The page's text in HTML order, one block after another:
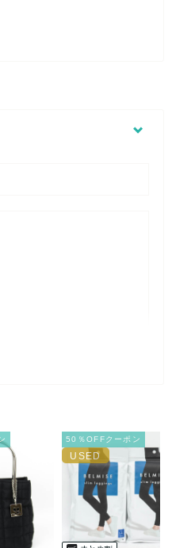
品を求められる方は御購
致します。対応できるこ
50％OFFクーポン